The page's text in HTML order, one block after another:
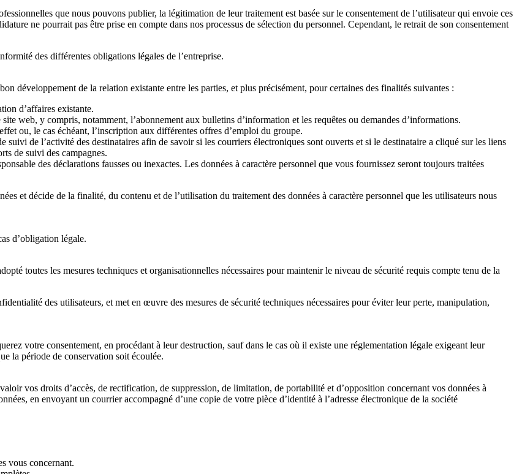
que nous pouvons publier, la légitimation de leur traitement est basée sur le consentement de l’utilisateur qui envoie ces
ne pourrait pas être prise en compte dans nos processus de sélection du personnel. Cependant, le retrait de son consentement
des différentes obligations légales de l’entreprise.
développement de la relation existante entre les parties, et plus précisément, pour certaines des finalités suivantes :
d’affaires existante.
web, y compris, notamment, l’abonnement aux bulletins d’information et les requêtes ou demandes d’informations.
ou, le cas échéant, l’inscription aux différentes offres d’emploi du groupe.
de l’activité des destinataires afin de savoir si les courriers électroniques sont ouverts et si le destinataire a cliqué sur les liens
de suivi des campagnes.
des déclarations fausses ou inexactes. Les données à caractère personnel que vous fournissez seront toujours traitées
et décide de la finalité, du contenu et de l’utilisation du traitement des données à caractère personnel que les utilisateurs nous
d’obligation légale.
toutes les mesures techniques et organisationnelles nécessaires pour maintenir le niveau de sécurité requis compte tenu de la
des utilisateurs, et met en œuvre des mesures de sécurité techniques nécessaires pour éviter leur perte, manipulation,
votre consentement, en procédant à leur destruction, sauf dans le cas où il existe une réglementation légale exigeant leur
la période de conservation soit écoulée.
vos droits d’accès, de rectification, de suppression, de limitation, de portabilité et d’opposition concernant vos données à
en envoyant un courrier accompagné d’une copie de votre pièce d’identité à l’adresse électronique de la société
vous concernant.